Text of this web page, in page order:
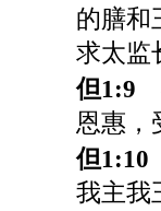
的膳和
求太监
但1:9
恩惠，
但1:10
我主我